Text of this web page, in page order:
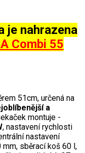
je nahrazena
Combi 55
51cm, určená na
a
montuje -
, nastavení rychlosti
nastavení
sběrací koš 60 l,